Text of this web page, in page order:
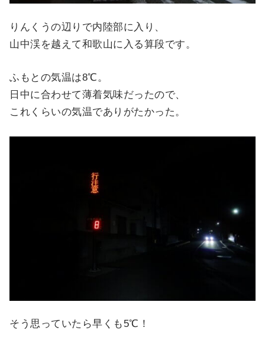
りんくうの辺りで内陸部に入り、
山中渓を越えて和歌山に入る算段です。
ふもとの気温は8℃。
日中に合わせて薄着気味だったので、
これくらいの気温でありがたかった。
そう思っていたら早くも5℃！